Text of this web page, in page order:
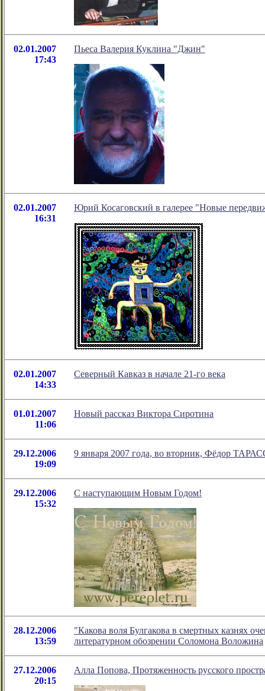
02.01.2007
17:43
Пьеса Валерия Куклина "Джин"
02.01.2007
16:31
Юрий Косаговский в галерее "Новые
02.01.2007
14:33
Северный Кавказ в начале 21-го века
01.01.2007
11:06
Новый рассказ Виктора Сиротина
29.12.2006
19:09
9 января 2007 года, во вторник, Фёдор
29.12.2006
15:32
С наступающим Новым Годом!
28.12.2006
13:59
"Какова воля Булгакова в смертных казнях
литературном обозрении Соломона Воложина
27.12.2006
20:15
Алла Попова, Протяженность русского